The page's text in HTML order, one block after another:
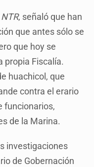
, señaló que han
que antes sólo se
que hoy se
propia Fiscalía.
huachicol, que
contra el erario
funcionarios,
de la Marina.
investigaciones
de Gobernación